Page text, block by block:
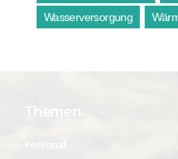
Wasserversorgung
Themen